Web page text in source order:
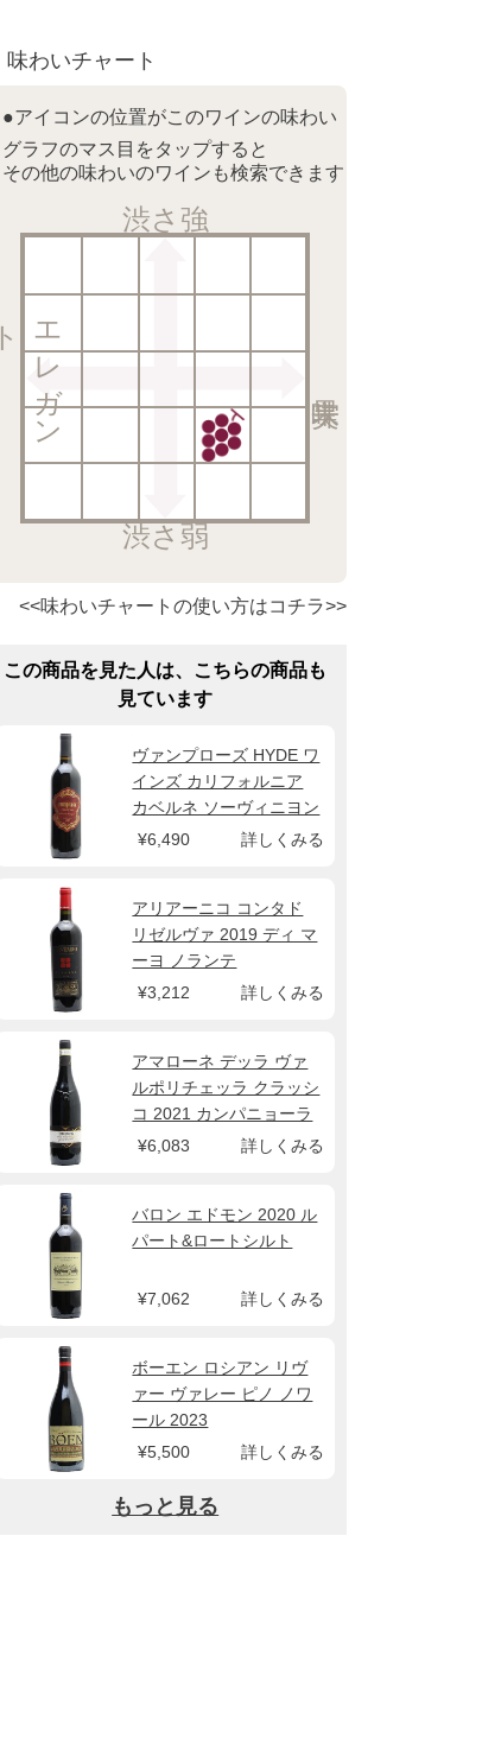
味わいチャート
●アイコンの位置がこのワインの味わい
グラフのマス目をタップすると
その他の味わいのワインも検索できます
渋さ強
渋さ弱
エ
レ
ガ
ン
ト
<<味わいチャートの使い方はコチラ>>
この商品を見た人は、こちらの商品も
見ています
ヴァンプローズ HYDE ワ
インズ カリフォルニア
カベルネ ソーヴィニヨン
2023
¥6,490 詳しくみる
アリアーニコ コンタド
リゼルヴァ 2019 ディ マ
ーヨ ノランテ
¥3,212
詳しくみる
アマローネ デッラ ヴァ
ルポリチェッラ クラッシ
コ 2021 カンパニョーラ
¥6,083
詳しくみる
バロン エドモン 2020 ル
パート&ロートシルト
¥7,062 詳しくみる
ボーエン ロシアン リヴ
ァー ヴァレー ピノ ノワ
ール 2023
¥5,500
詳しくみる
もっと見る